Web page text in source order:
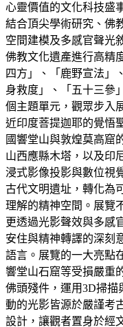
心靈價值的文化科技盛
結合頂尖學術研究、佛
空間建模及多感官聲光
佛教文化遺產進行高精
四方」、「鹿野宣法」
身救度」、「五十三參
個主題單元，觀眾步入
近印度菩提迦耶的覺悟
國響堂山與敦煌莫高窟
山西應縣木塔，以及印
浸式影像投影與數位視
古代文明遺址，轉化為
理解的精神空間。展覽
更透過光影聲效與多感
安住與精神轉譯的深刻
語言。展覽的一大亮點
響堂山石窟等受損嚴重
佛頭殘件，運用3D掃描
動的光影皆源於嚴謹考
設計，讓觀者置身於經